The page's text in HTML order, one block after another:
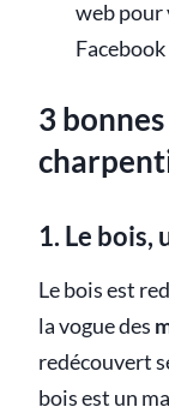
web pour
3
1. Le
Le bois est
la vogue des
redécouvert
bois est un